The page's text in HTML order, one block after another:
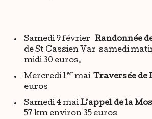
Samedi 9 février Randonnée
de St Cassien Var samedi
midi 30 euros.
Mercredi 1er mai Traversée de
euros
Samedi 4 maiL’appel de la
57 km environ 35 euros